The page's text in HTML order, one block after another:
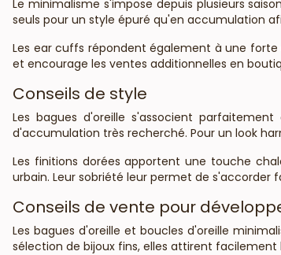
Le minimalisme s'impose depuis plusieurs
seuls pour un style épuré qu'en accumulation
Les ear cuffs répondent également à une
et encourage les ventes additionnelles en
Conseils de style
Les bagues d'oreille s'associent
d'accumulation très recherché. Pour un look
Les finitions dorées apportent une touche
urbain. Leur sobriété leur permet de s'accorder
Conseils de vente pour
Les bagues d'oreille et boucles d'oreille
sélection de bijoux fins, elles attirent